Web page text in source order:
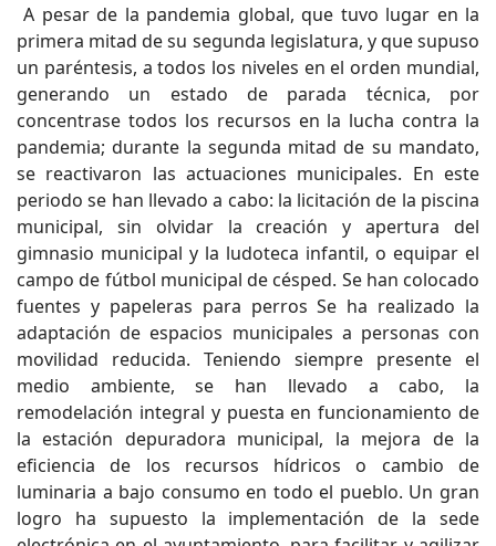
A pesar de la pandemia global, que tuvo lugar en la
primera mitad de su segunda legislatura, y que supuso
un paréntesis, a todos los niveles en el orden mundial,
generando un estado de parada técnica, por
concentrase todos los recursos en la lucha contra la
pandemia; durante la segunda mitad de su mandato,
se reactivaron las actuaciones municipales. En este
periodo se han llevado a cabo: la licitación de la piscina
municipal, sin olvidar la creación y apertura del
gimnasio municipal y la ludoteca infantil, o equipar el
campo de fútbol municipal de césped. Se han colocado
fuentes y papeleras para perros Se ha realizado la
adaptación de espacios municipales a personas con
movilidad reducida. Teniendo siempre presente el
medio ambiente, se han llevado a cabo, la
remodelación integral y puesta en funcionamiento de
la estación depuradora municipal, la mejora de la
eficiencia de los recursos hídricos o cambio de
luminaria a bajo consumo en todo el pueblo. Un gran
logro ha supuesto la implementación de la sede